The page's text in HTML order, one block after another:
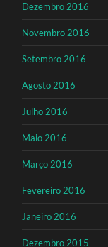
Dezembro 2016
Novembro 2016
Setembro 2016
Agosto 2016
Julho 2016
Maio 2016
Março 2016
Fevereiro 2016
Janeiro 2016
Dezembro 2015